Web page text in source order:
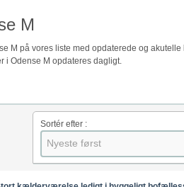
M
M på vores liste med opdaterede og akutelle
i Odense M opdateres dagligt.
Sortér efter :
Nyeste først